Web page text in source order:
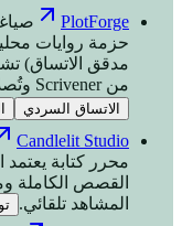
PlotForge
حزمة روايات
من Scrivener وتُصدّر EPUB.
الاتساق السردي
Candlelit Studio
محرر كتابة يعتمد
القصص الكاملة
المشاهد تلقائي.